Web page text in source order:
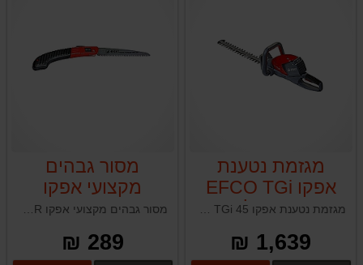
מגזמת נטענת
אפקו EFCO TGi
45 גוף בלבד
1,639 ₪
מסור גבהים
מקצועי אפקו
EFCO SRM18R
289 ₪